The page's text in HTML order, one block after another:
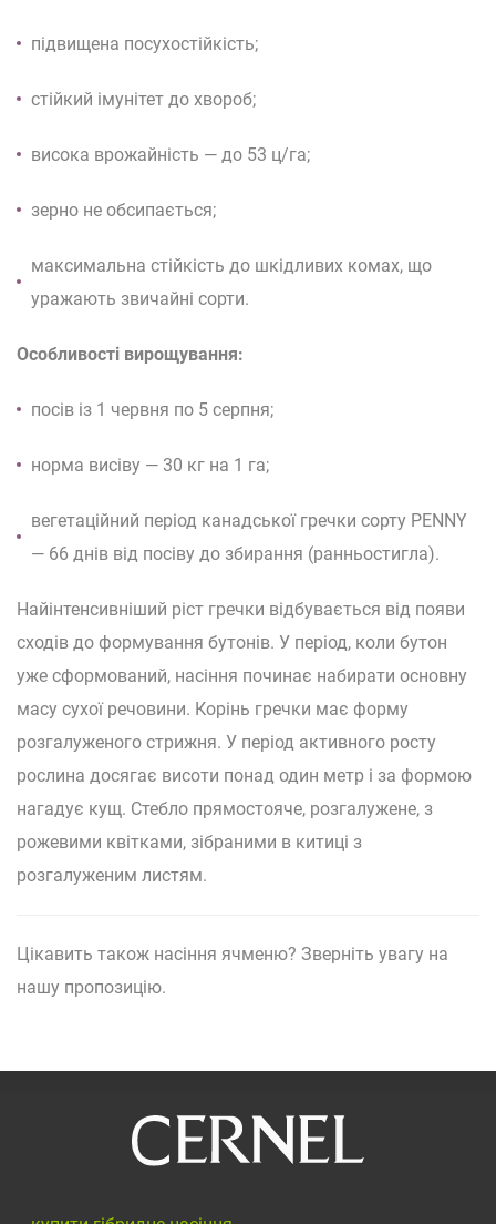
підвищена посухостійкість;
стійкий імунітет до хвороб;
висока врожайність — до 53 ц/га;
зерно не обсипається;
максимальна стійкість до шкідливих комах, що
уражають звичайні сорти.
Особливості вирощування:
посів із 1 червня по 5 серпня;
норма висіву — 30 кг на 1 га;
вегетаційний період канадської гречки сорту PENNY
— 66 днів від посіву до збирання (ранньостигла).
Найінтенсивніший ріст гречки відбувається від появи
сходів до формування бутонів. У період, коли бутон
уже сформований, насіння починає набирати основну
масу сухої речовини. Корінь гречки має форму
розгалуженого стрижня. У період активного росту
рослина досягає висоти понад один метр і за формою
нагадує кущ. Стебло прямостояче, розгалужене, з
рожевими квітками, зібраними в китиці з
розгалуженим листям.
Цікавить також насіння ячменю? Зверніть увагу на
нашу пропозицію.